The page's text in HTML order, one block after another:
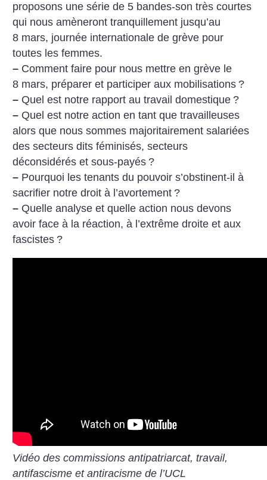
proposons une série de 5 bandes-son très courtes
qui nous amèneront tranquillement jusqu’au
8 mars, journée internationale de grève pour
toutes les femmes.
– Comment faire pour nous mettre en grève le
8 mars, préparer et participer aux mobilisations ?
– Quel est notre rapport au travail domestique ?
– Quel est notre action en tant que travailleuses
alors que nous sommes majoritairement salariées
des secteurs dits féminisés, secteurs
déconsidérés et sous-payés ?
– Pourquoi les tenants du pouvoir s’obstinent-il à
sacrifier notre droit à l’avortement ?
– Quelle analyse et quelle action nous devons
avoir face à la réaction, à l’extrême droite et aux
fascistes ?
Vidéo des commissions antipatriarcat, travail,
antifascisme et antiracisme de l’UCL